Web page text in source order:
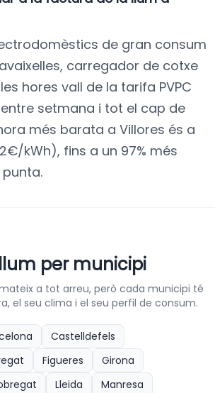
de gran consum
carregador de cotxe
hores vall de la tarifa PVPC
entre setmana i tot el cap de
més barata a Villores és a
kWh), fins a un 97% més
per municipi
mateix a tot arreu, però cada municipi té
el seu clima i el seu perfil de consum.
Castelldefels
Figueres
Girona
Lleida
Manresa